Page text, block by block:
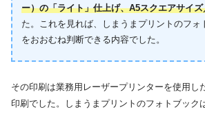
ー）の「ライト」仕上げ、A5スクエアサイ
た。これを見れば、しまうまプリントのフォ
をおおむね判断できる内容でした。
その印刷は業務用レーザープリンターを使用し
印刷でした。しまうまプリントのフォトブック